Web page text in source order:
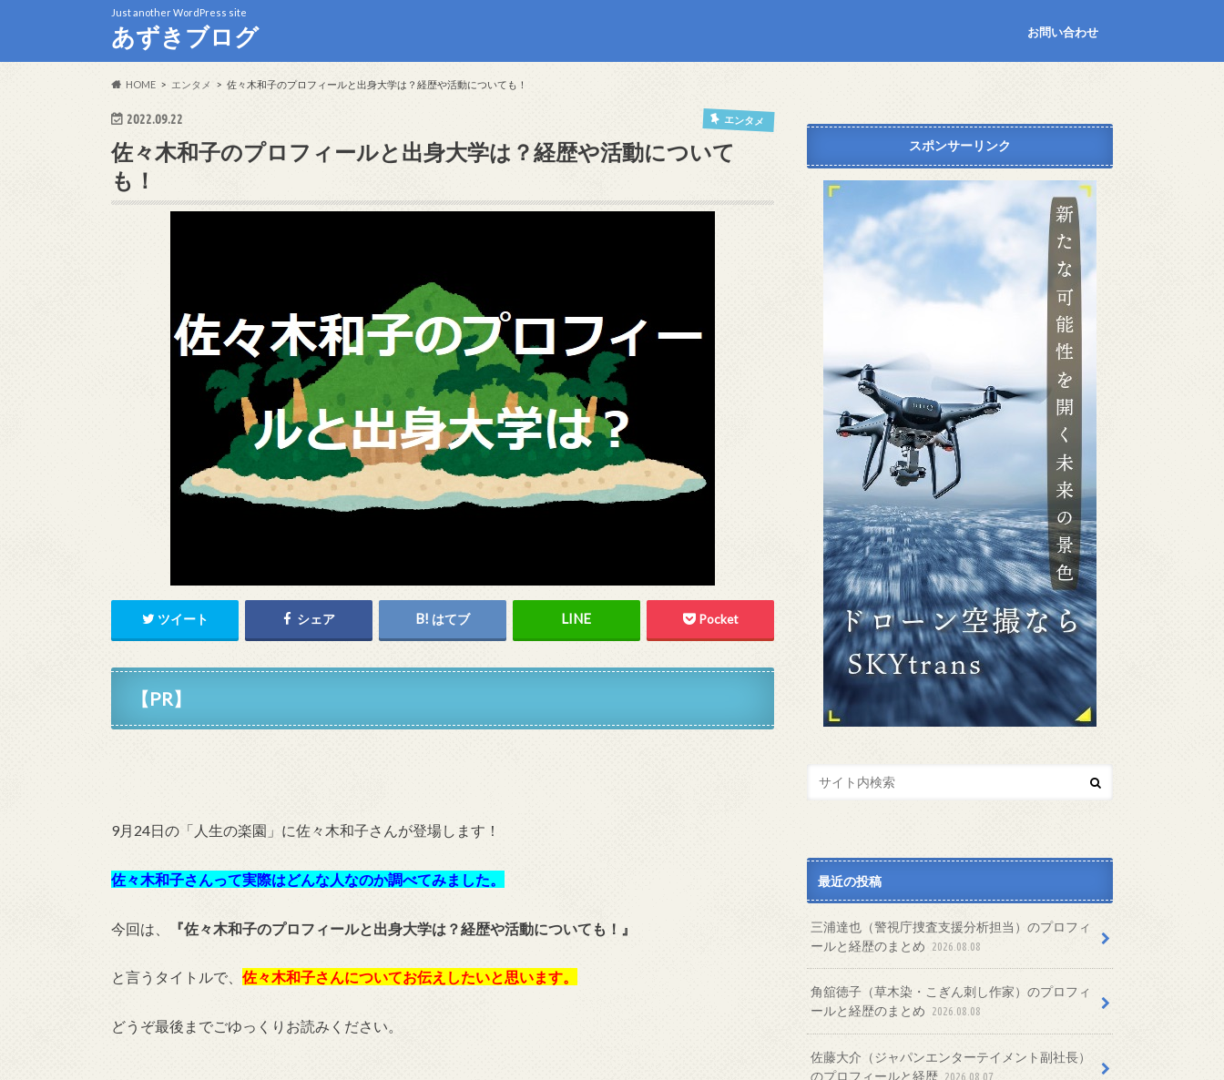
Just another WordPress site
あずきブログ お問い合わせ
HOME エンタメ 佐々木和子のプロフィールと出身大学は？経歴や活動についても！
2022.09.22 エンタメ
佐々木和子のプロフィールと出身大学は？経歴や活動について
も！
ツイート シェア はてブ Pocket
【PR】
9月24日の「人生の楽園」に佐々木和子さんが登場します！
佐々木和子さんって実際はどんな人なのか調べてみました。
今回は、 『佐々木和子のプロフィールと出身大学は？経歴や活動についても！』
と言うタイトルで、 佐々木和子さんについてお伝えしたいと思います。
どうぞ最後までごゆっくりお読みください。
スポンサーリンク
最近の投稿
三浦達也（警視庁捜査支援分析担当）のプロフィ
ールと経歴のまとめ
2026.08.08
角舘徳子（草木染・こぎん刺し作家）のプロフィ
ールと経歴のまとめ
2026.08.08
佐藤大介（ジャパンエンターテイメント副社長）
のプロフィールと経歴 2026.08.07